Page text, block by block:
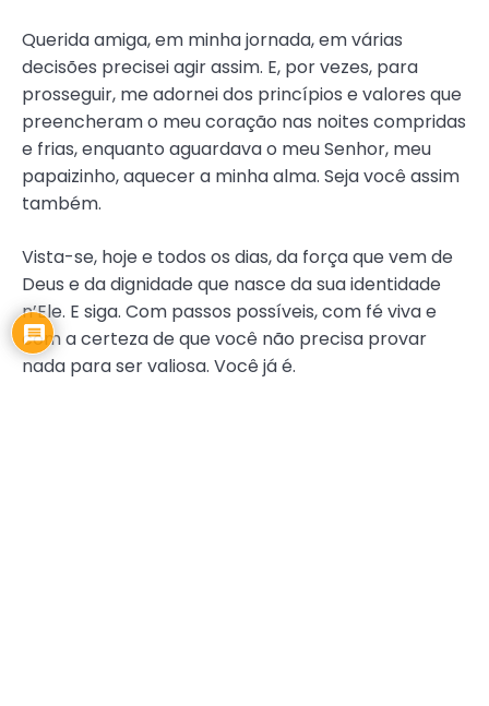
Querida amiga, em minha jornada, em várias
decisões precisei agir assim. E, por vezes, para
prosseguir, me adornei dos princípios e valores que
preencheram o meu coração nas noites compridas
e frias, enquanto aguardava o meu Senhor, meu
papaizinho, aquecer a minha alma. Seja você assim
também.
Vista-se, hoje e todos os dias, da força que vem de
Deus e da dignidade que nasce da sua identidade
n’Ele. E siga. Com passos possíveis, com fé viva e
com a certeza de que você não precisa provar
nada para ser valiosa. Você já é.